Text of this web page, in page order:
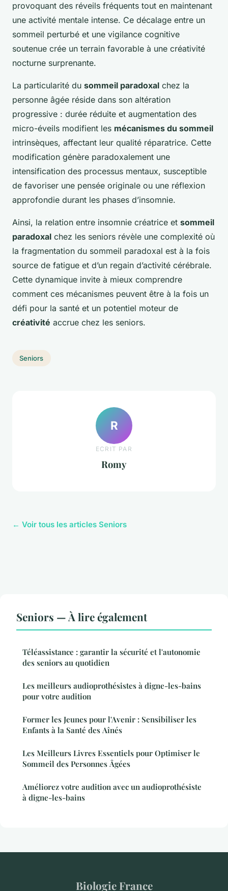
provoquant des réveils fréquents tout en maintenant
une activité mentale intense. Ce décalage entre un
sommeil perturbé et une vigilance cognitive
soutenue crée un terrain favorable à une créativité
nocturne surprenante.
La particularité du sommeil paradoxal chez la
personne âgée réside dans son altération
progressive : durée réduite et augmentation des
micro-éveils modifient les mécanismes du sommeil
intrinsèques, affectant leur qualité réparatrice. Cette
modification génère paradoxalement une
intensification des processus mentaux, susceptible
de favoriser une pensée originale ou une réflexion
approfondie durant les phases d’insomnie.
Ainsi, la relation entre insomnie créatrice et sommeil
paradoxal chez les seniors révèle une complexité où
la fragmentation du sommeil paradoxal est à la fois
source de fatigue et d’un regain d’activité cérébrale.
Cette dynamique invite à mieux comprendre
comment ces mécanismes peuvent être à la fois un
défi pour la santé et un potentiel moteur de
créativité accrue chez les seniors.
Seniors
R
ECRIT PAR
Romy
← Voir tous les articles Seniors
Seniors — À lire également
Téléassistance : garantir la sécurité et l'autonomie
des seniors au quotidien
Les meilleurs audioprothésistes à digne-les-bains
pour votre audition
Former les Jeunes pour l'Avenir : Sensibiliser les
Enfants à la Santé des Aînés
Les Meilleurs Livres Essentiels pour Optimiser le
Sommeil des Personnes Âgées
Améliorez votre audition avec un audioprothésiste
à digne-les-bains
Biologie France